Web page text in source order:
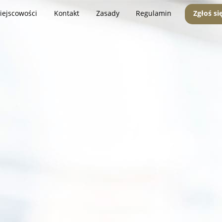
Kontakt Zasady Regulamin Zgłoś